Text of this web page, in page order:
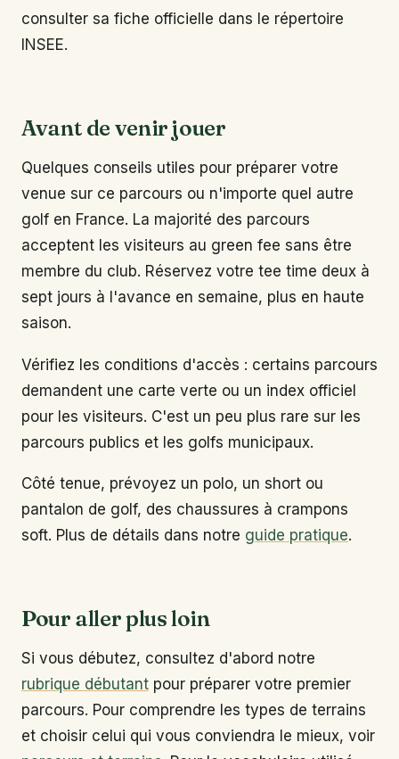
consulter sa fiche officielle dans le répertoire
INSEE.
Avant de venir jouer
Quelques conseils utiles pour préparer votre
venue sur ce parcours ou n'importe quel autre
golf en France. La majorité des parcours
acceptent les visiteurs au green fee sans être
membre du club. Réservez votre tee time deux à
sept jours à l'avance en semaine, plus en haute
saison.
Vérifiez les conditions d'accès : certains parcours
demandent une carte verte ou un index officiel
pour les visiteurs. C'est un peu plus rare sur les
parcours publics et les golfs municipaux.
Côté tenue, prévoyez un polo, un short ou
pantalon de golf, des chaussures à crampons
soft. Plus de détails dans notre guide pratique.
Pour aller plus loin
Si vous débutez, consultez d'abord notre
rubrique débutant pour préparer votre premier
parcours. Pour comprendre les types de terrains
et choisir celui qui vous conviendra le mieux, voir